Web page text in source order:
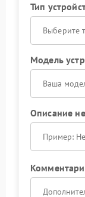
Тип
Выберите
Модель
Описание